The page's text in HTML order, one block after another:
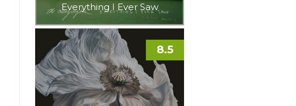
Everything I Ever Saw
8.5